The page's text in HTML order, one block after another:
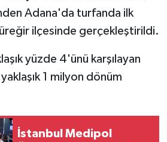
Adana'da turfanda ilk
ilçesinde gerçekleştirildi.
yüzde 4'ünü karşılayan
1 milyon dönüm
İstanbul Medipol